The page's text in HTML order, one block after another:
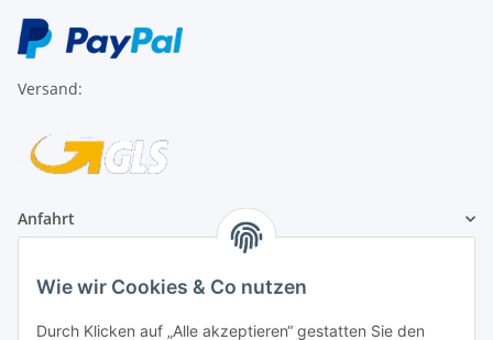
Versand:
Anfahrt
1A Football Angebote
Wie wir Cookies & Co nutzen
Durch Klicken auf „Alle akzeptieren“ gestatten Sie den